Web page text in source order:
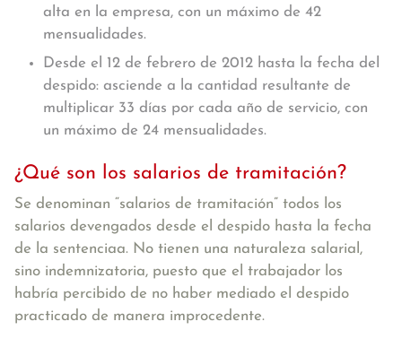
alta en la empresa, con un máximo de 42
mensualidades.
Desde el 12 de febrero de 2012 hasta la fecha del
despido: asciende a la cantidad resultante de
multiplicar 33 días por cada año de servicio, con
un máximo de 24 mensualidades.
¿Qué son los salarios de tramitación?
Se denominan “salarios de tramitación” todos los
salarios devengados desde el despido hasta la fecha
de la sentenciaa. No tienen una naturaleza salarial,
sino indemnizatoria, puesto que el trabajador los
habría percibido de no haber mediado el despido
practicado de manera improcedente.